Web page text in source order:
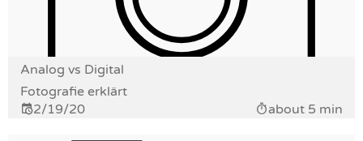
Analog vs Digital
Fotografie erklärt
2/19/20
about 5 min